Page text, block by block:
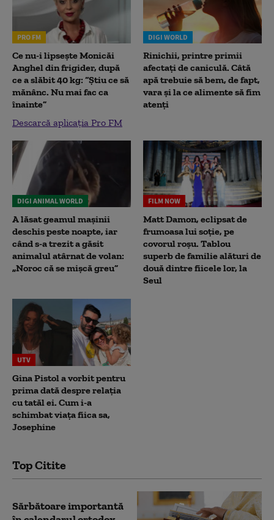
PRO FM
Ce nu-i lipsește Monicăi
Anghel din frigider, după
ce a slăbit 40 kg: “Știu ce să
mănânc. Nu mai fac ca
înainte”
Descarcă aplicația Pro FM
DIGI WORLD
Rinichii, printre primii
afectați de caniculă. Câtă
apă trebuie să bem, de fapt,
vara și la ce alimente să fim
atenți
DIGI ANIMAL WORLD
A lăsat geamul mașinii
deschis peste noapte, iar
când s-a trezit a găsit
animalul atârnat de volan:
„Noroc că se mișcă greu”
FILM NOW
Matt Damon, eclipsat de
frumoasa lui soție, pe
covorul roșu. Tablou
superb de familie alături de
două dintre fiicele lor, la
Seul
UTV
Gina Pistol a vorbit pentru
prima dată despre relația
cu tatăl ei. Cum i-a
schimbat viața fiica sa,
Josephine
Top Citite
Sărbătoare importantă